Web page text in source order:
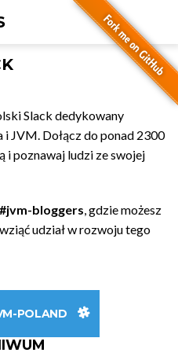
Slack dedykowany
JVM. Dołącz do ponad 2300
i poznawaj ludzi ze swojej
#jvm-bloggers, gdzie możesz
udział w rozwoju tego
POLAND